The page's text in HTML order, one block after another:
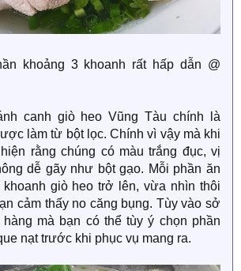
khoảng 3 khoanh rất hấp dẫn @
canh giò heo Vũng Tàu chính là
làm từ bột lọc. Chính vì vậy mà khi
rằng chúng có màu trắng đục, vị
dễ gãy như bột gạo. Mỗi phần ăn
giò heo trở lên, vừa nhìn thôi
cảm thấy no căng bụng. Tùy vào sở
mà bạn có thể tùy ý chọn phần
nạt trước khi phục vụ mang ra.